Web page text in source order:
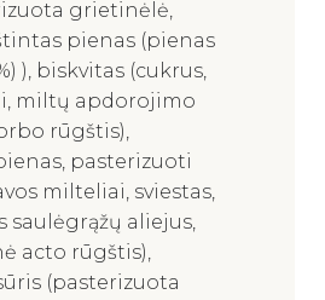
grietinėlė,
pienas (pienas
), biskvitas (cukrus,
miltų apdorojimo
rūgštis),
pasterizuoti
milteliai, sviestas,
saulėgrąžų aliejus,
acto rūgštis),
(pasterizuota